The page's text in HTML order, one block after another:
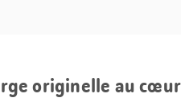
originelle au cœur